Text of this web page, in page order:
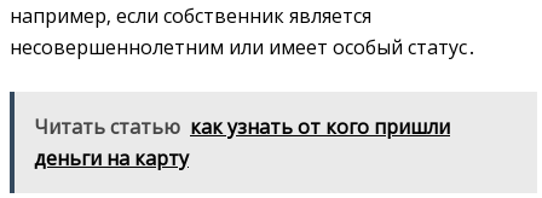
например‚ если собственник является
несовершеннолетним или имеет особый статус․
Читать статью как узнать от кого пришли
деньги на карту